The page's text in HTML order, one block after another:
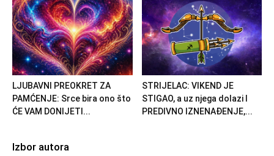
LJUBAVNI PREOKRET ZA
PAMĆENJE: Srce bira ono što
ĆE VAM DONIJETI...
STRIJELAC: VIKEND JE
STIGAO, a uz njega dolazi I
PREDIVNO IZNENAĐENJE,...
Izbor autora